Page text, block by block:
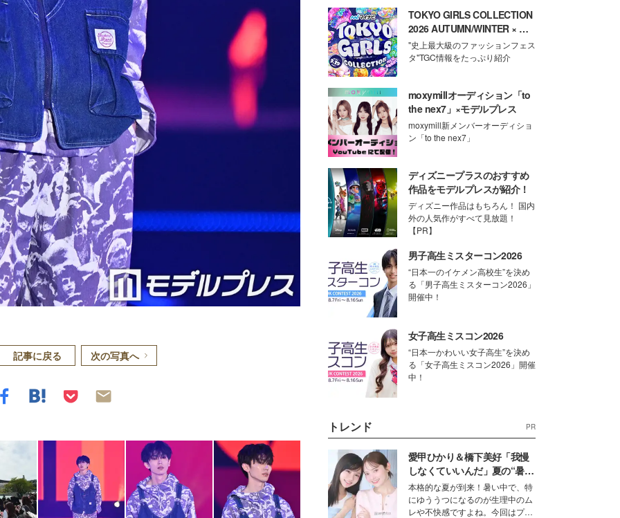
記事に戻る 次の写真へ
TOKYO GIRLS COLLECTION
2026 AUTUMN/WINTER × モ
デルプレス
"史上最大級のファッションフェス
タ"TGC情報をたっぷり紹介
moxymillオーディション「to
the nex7」×モデルプレス
moxymill新メンバーオーディショ
ン「to the nex7」
ディズニープラスのおすすめ
作品をモデルプレスが紹介！
ディズニー作品はもちろん！ 国内
外の人気作がすべて見放題！
【PR】
男子高生ミスターコン2026
“日本一のイケメン高校生”を決め
る「男子高生ミスターコン2026」
開催中！
女子高生ミスコン2026
“日本一かわいい女子高生”を決め
る「女子高生ミスコン2026」開催
中！
トレンド PR
愛甲ひかり＆橋下美好「我慢
しなくていいんだ」夏の“暑さ
対策”の新しい選択肢とは？
本格的な夏が到来！暑い中で、特
にゆううつになるのが生理中のム
レや不快感ですよね。今回はプラ